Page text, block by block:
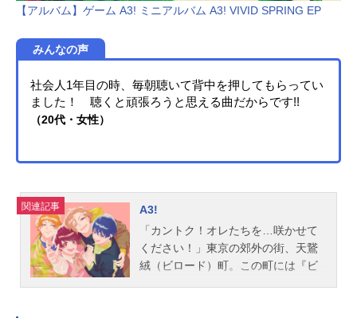
幸姉鷺カオル：川原慶久百：保志総
村昴棗巳波：西山宏太朗御堂虎於：
【アルバム】ゲーム A3! ミニアルバム A3! VIVID SPRING EP
みんなの声
社会人1年目の時、毎朝聴いて背中を押してもらってい
ました！ 聴くと頑張ろうと思える曲だからです!!
（20代・女性）
関連記事
A3!
「カントク！オレたちを…咲かせて
ください！」東京の郊外の街、天鵞
絨（ビロード）町。この町には『ビ